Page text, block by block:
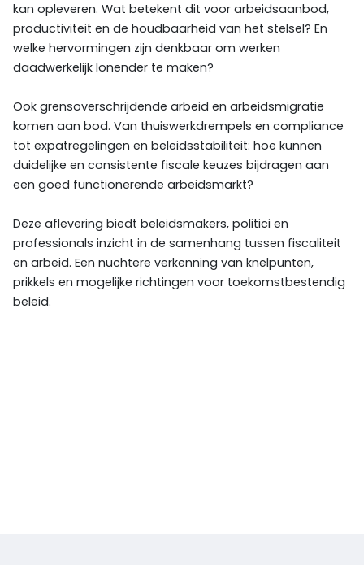
kan opleveren. Wat betekent dit voor arbeidsaanbod,
productiviteit en de houdbaarheid van het stelsel? En
welke hervormingen zijn denkbaar om werken
daadwerkelijk lonender te maken?
Ook grensoverschrijdende arbeid en arbeidsmigratie
komen aan bod. Van thuiswerkdrempels en compliance
tot expatregelingen en beleidsstabiliteit: hoe kunnen
duidelijke en consistente fiscale keuzes bijdragen aan
een goed functionerende arbeidsmarkt?
Deze aflevering biedt beleidsmakers, politici en
professionals inzicht in de samenhang tussen fiscaliteit
en arbeid. Een nuchtere verkenning van knelpunten,
prikkels en mogelijke richtingen voor toekomstbestendig
beleid.